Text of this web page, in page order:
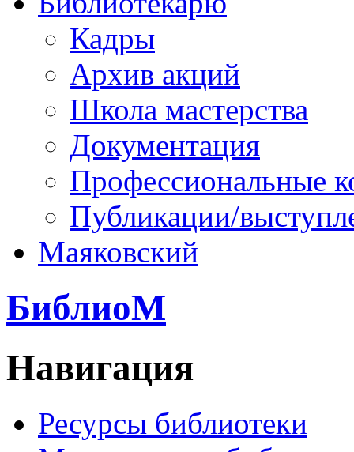
Кадры
Архив акций
Школа мастерства
Документация
Профессиональные
Публикации/
Маяковский
БиблиоМ
Навигация
Ресурсы библиотеки